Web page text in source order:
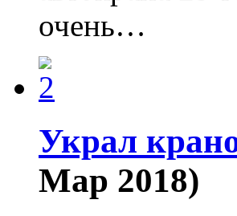
очень…
Украл
Мар 2018)